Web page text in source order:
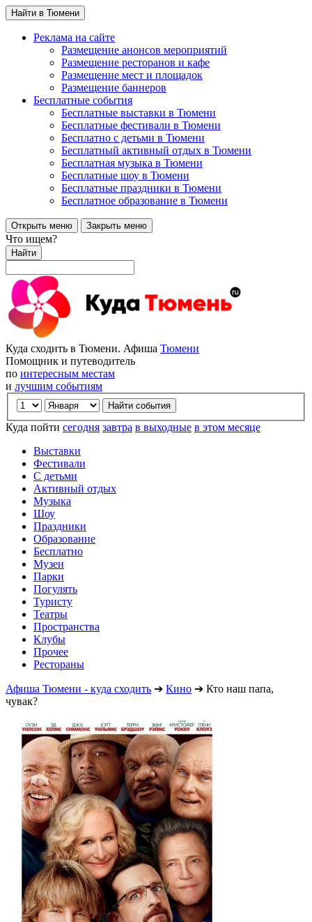
Найти в Тюмени
Реклама на сайте
Размещение анонсов мероприятий
Размещение ресторанов и кафе
Размещение мест и площадок
Размещение баннеров
Бесплатные события
Бесплатные выставки в Тюмени
Бесплатные фестивали в Тюмени
Бесплатно с детьми в Тюмени
Бесплатный активный отдых в Тюмени
Бесплатная музыка в Тюмени
Бесплатные шоу в Тюмени
Бесплатные праздники в Тюмени
Бесплатное образование в Тюмени
Открыть меню Закрыть меню
Что ищем?
Найти
Куда сходить в Тюмени. Афиша Тюмени
Помощник и путеводитель
по интересным местам
и лучшим событиям
Куда пойти сегодня завтра в выходные в этом месяце
Выставки
Фестивали
С детьми
Активный отдых
Музыка
Шоу
Праздники
Образование
Бесплатно
Музеи
Парки
Погулять
Туристу
Театры
Пространства
Клубы
Прочее
Рестораны
Афиша Тюмени - куда сходить ➔ Кино ➔ Кто наш папа,
чувак?